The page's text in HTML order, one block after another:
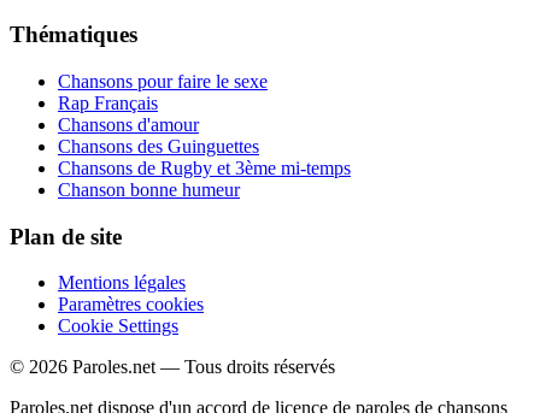
Thématiques
Chansons pour faire le sexe
Rap Français
Chansons d'amour
Chansons des Guinguettes
Chansons de Rugby et 3ème mi-temps
Chanson bonne humeur
Plan de site
Mentions légales
Paramètres cookies
Cookie Settings
© 2026 Paroles.net — Tous droits réservés
Paroles.net dispose d'un accord de licence de paroles de chansons